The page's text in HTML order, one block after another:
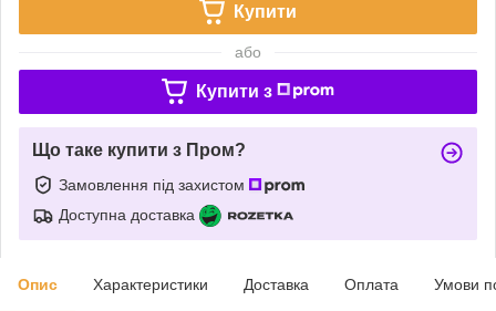
Купити
або
Купити з
Що таке купити з Пром?
Замовлення під захистом
Доступна доставка
Опис Характеристики Доставка Оплата Умови